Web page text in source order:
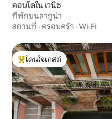
คอนโดใน เวนิซ
ที่พักบนลากูน่า
สถานที่ · ครอบครัว · Wi-Fi
โดนใจเกสต์ที่สุด
โดนใจเกสต์